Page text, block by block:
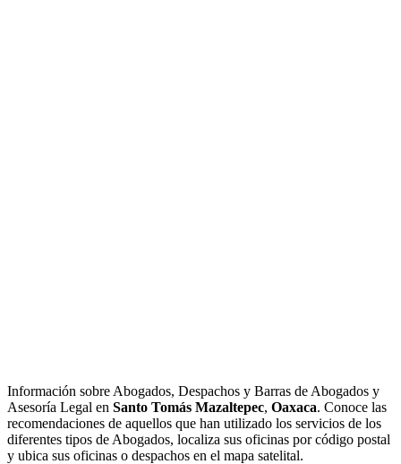
Información sobre Abogados, Despachos y Barras de Abogados y
Asesoría Legal en Santo Tomás Mazaltepec, Oaxaca. Conoce las
recomendaciones de aquellos que han utilizado los servicios de los
diferentes tipos de Abogados, localiza sus oficinas por código postal
y ubica sus oficinas o despachos en el mapa satelital.